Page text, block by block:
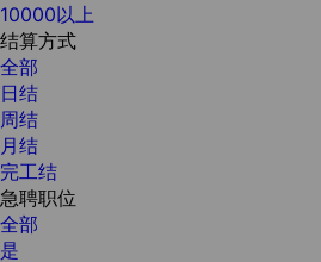
10000以上
结算方式
全部
日结
周结
月结
完工结
急聘职位
全部
是